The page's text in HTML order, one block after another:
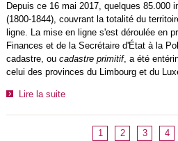
Depuis ce 16 mai 2017, quelques 85.000
(1800-1844), couvrant la totalité du
ligne. La mise en ligne s'est déroulée en
Finances et de la Secrétaire d'État à la
cadastre, ou cadastre primitif, a été
celui des provinces du Limbourg et du
Lire la suite
1 2 3 4